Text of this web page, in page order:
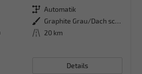
Getriebe Automatik
Außenfarbe
Graphite Grau/Dach schwarz Metallic (5X1Z)
Kilometerstand 20 km
Details